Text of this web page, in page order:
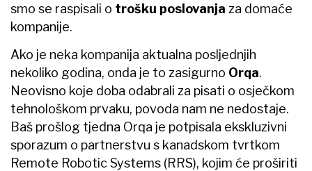
smo se raspisali o trošku poslovanja za domaće
kompanije.
Ako je neka kompanija aktualna posljednjih
nekoliko godina, onda je to zasigurno Orqa.
Neovisno koje doba odabrali za pisati o osječkom
tehnološkom prvaku, povoda nam ne nedostaje.
Baš prošlog tjedna Orqa je potpisala ekskluzivni
sporazum o partnerstvu s kanadskom tvrtkom
Remote Robotic Systems (RRS), kojim će proširiti